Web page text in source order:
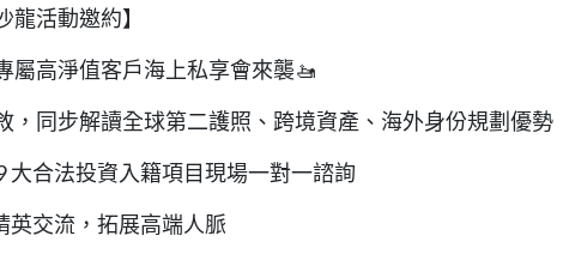
龍活動邀約】
屬高淨值客戶海上私享會來襲🚤
，同步解讀全球第二護照、跨境資產、海外身份規劃優勢
大合法投資入籍項目現場一對一諮詢
英交流，拓展高端人脈